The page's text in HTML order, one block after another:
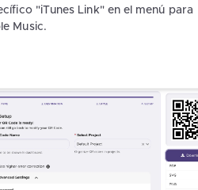
"iTunes Link" en el menú para
Music.